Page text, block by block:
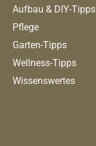
Aufbau & DIY-Tipps
Pflege
Garten-Tipps
Wellness-Tipps
Wissenswertes